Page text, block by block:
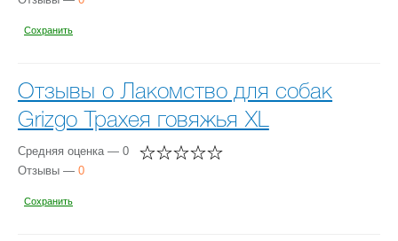
Сохранить
Отзывы о Лакомство для собак
Grizgo Трахея говяжья XL
Средняя оценка — 0
Отзывы — 0
Сохранить